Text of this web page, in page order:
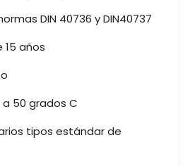
DIN 40736 y DIN40737
15 años
50 grados C
tipos estándar de